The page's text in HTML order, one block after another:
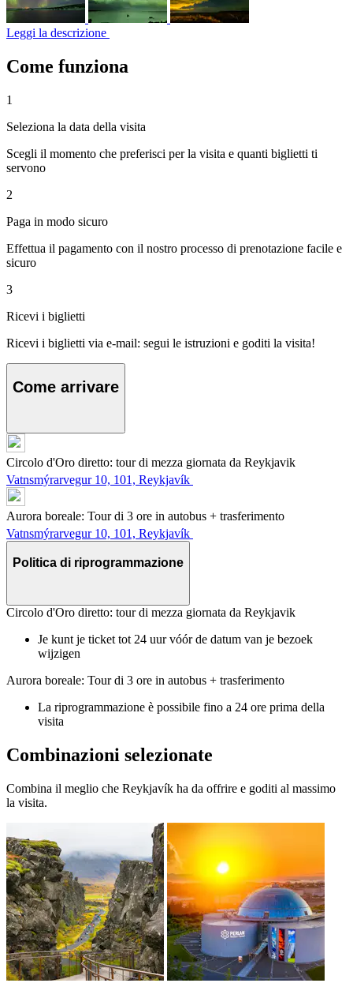
Leggi la descrizione
Come funziona
1
Seleziona la data della visita
Scegli il momento che preferisci per la visita e quanti biglietti ti
servono
2
Paga in modo sicuro
Effettua il pagamento con il nostro processo di prenotazione facile e
sicuro
3
Ricevi i biglietti
Ricevi i biglietti via e-mail: segui le istruzioni e goditi la visita!
Come arrivare
Circolo d'Oro diretto: tour di mezza giornata da Reykjavik
Vatnsmýrarvegur 10, 101, Reykjavík
Aurora boreale: Tour di 3 ore in autobus + trasferimento
Vatnsmýrarvegur 10, 101, Reykjavík
Politica di riprogrammazione
Circolo d'Oro diretto: tour di mezza giornata da Reykjavik
Je kunt je ticket tot 24 uur vóór de datum van je bezoek
wijzigen
Aurora boreale: Tour di 3 ore in autobus + trasferimento
La riprogrammazione è possibile fino a 24 ore prima della
visita
Combinazioni selezionate
Combina il meglio che Reykjavík ha da offrire e goditi al massimo
la visita.